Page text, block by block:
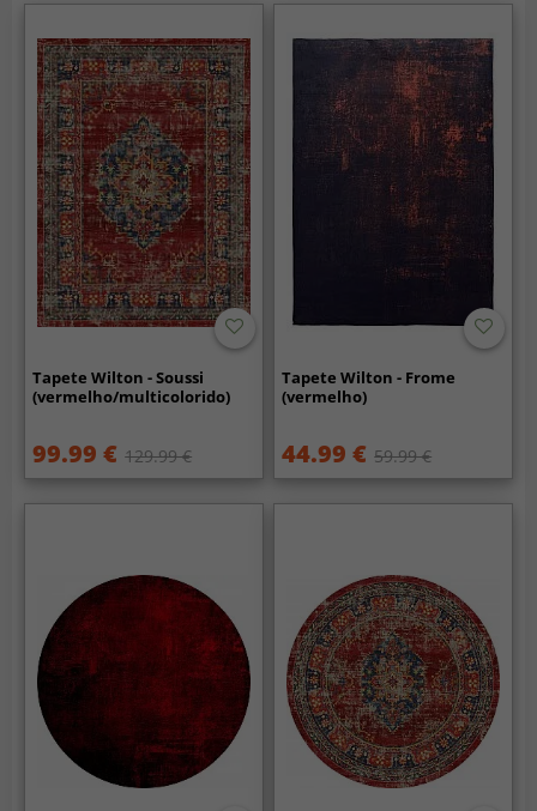
Tapete Wilton - Soussi
(vermelho/multicolorido)
99.99 € 129.99 €
Tapete Wilton - Frome
(vermelho)
44.99 € 59.99 €